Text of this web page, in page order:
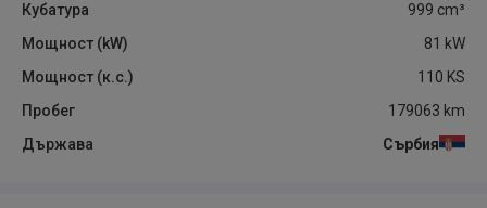
Кубатура
999 cm³
Мощност (kW)
81 kW
Мощност (к.с.)
110 KS
Пробег
179063 km
Държава
Сърбия